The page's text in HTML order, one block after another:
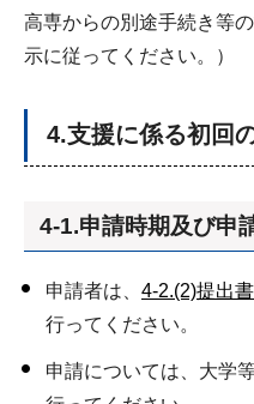
高専からの別途手続き等
示に従ってください。）
4.支援に係る初回
4-1.申請時期及び申
申請者は、 4-2.(2)提出
行ってください。
申請については、大学